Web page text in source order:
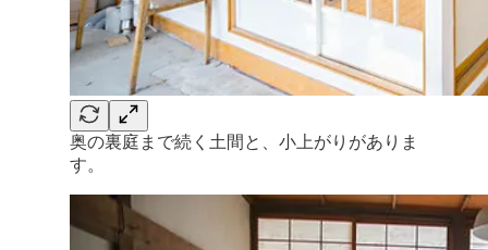
奥の裏庭まで続く土間と、小上がりがありま
す。